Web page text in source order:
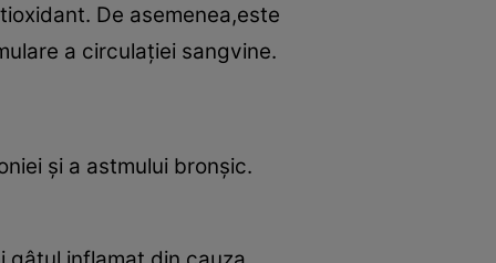
De asemenea,este
a circulaţiei sangvine.
şi a astmului bronşic.